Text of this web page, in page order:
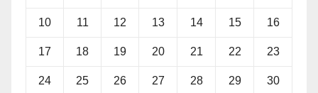
10 11 12 13 14 15 16
17 18 19 20 21 22 23
24 25 26 27 28 29 30